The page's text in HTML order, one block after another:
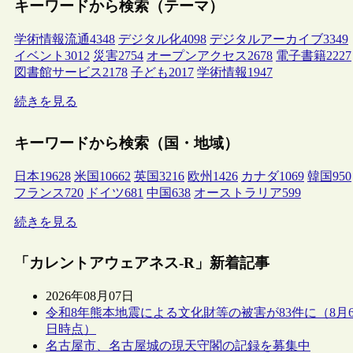
キーワードから検索（テーマ）
学術情報流通4348 デジタル化4098 デジタルアーカイブ3349
イベント 3012 災害2754 オープンアクセス2678 電子書籍2227
図書館サービス2178 子ども2017 学術情報1947
続きを見る
キーワードから検索（国・地域）
日本19628 米国 10662 英国3216 欧州 1426 カナダ1069 韓国950
フランス720 ドイツ681 中国638 オーストラリア599
続きを見る
「カレントアウェアネス-R」新着記事
2026年08月07日
令和8年熊本地震による文化財等の被害が83件に（8月
日時点）
名古屋市、名古屋城の現天守閣の記録を募集中